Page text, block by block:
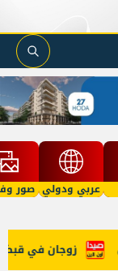
عربي ودولي صور
زوجان في قبضة